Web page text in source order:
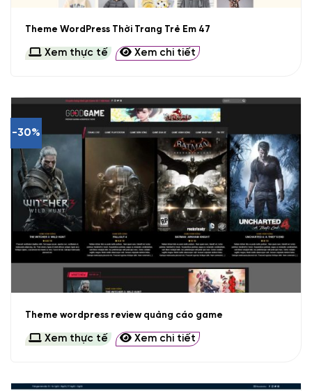
Theme WordPress Thời Trang Trẻ Em 47
Xem thực tế Xem chi tiết
-30%
Theme wordpress review quảng cáo game
Xem thực tế Xem chi tiết